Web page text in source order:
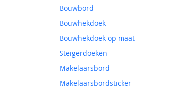
Bouwbord
Bouwhekdoek
Bouwhekdoek op maat
Steigerdoeken
Makelaarsbord
Makelaarsbordsticker